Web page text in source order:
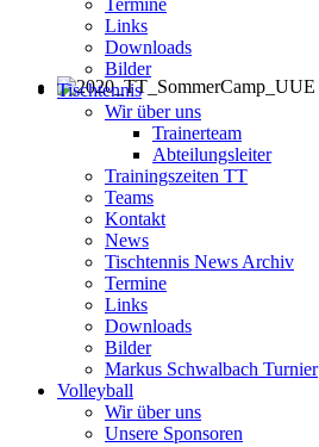
Links
Downloads
Bilder
Tischtennis
Wir über uns
Trainerteam
Abteilungsleiter
Trainingszeiten TT
Teams
Kontakt
News
Tischtennis News Archiv
Termine
Links
Downloads
Bilder
Markus Schwalbach Turnier
Volleyball
Wir über uns
Unsere Sponsoren